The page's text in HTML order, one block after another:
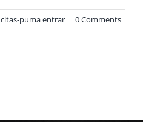
citas-puma entrar | 0 Comments